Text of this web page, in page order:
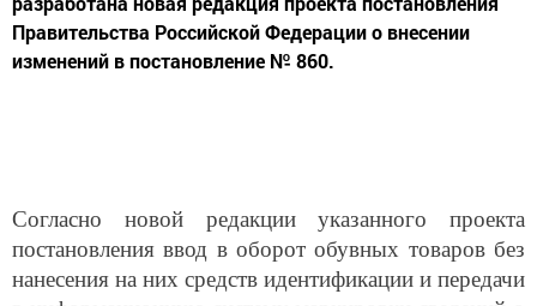
Правительства Российской Федерации о внесении
изменений в постановление № 860.
постановления ввод в оборот обувных товаров без
нанесения на них средств идентификации и передачи
в информационную систему маркировки сведений о